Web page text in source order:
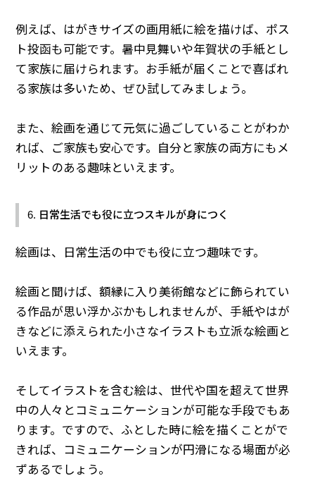
例えば、はがきサイズの画用紙に絵を描けば、ポス
ト投函も可能です。暑中見舞いや年賀状の手紙とし
て家族に届けられます。お手紙が届くことで喜ばれ
る家族は多いため、ぜひ試してみましょう。
また、絵画を通じて元気に過ごしていることがわか
れば、ご家族も安心です。自分と家族の両方にもメ
リットのある趣味といえます。
6. 日常生活でも役に立つスキルが身につく
絵画は、日常生活の中でも役に立つ趣味です。
絵画と聞けば、額縁に入り美術館などに飾られてい
る作品が思い浮かぶかもしれませんが、手紙やはが
きなどに添えられた小さなイラストも立派な絵画と
いえます。
そしてイラストを含む絵は、世代や国を超えて世界
中の人々とコミュニケーションが可能な手段でもあ
ります。ですので、ふとした時に絵を描くことがで
きれば、コミュニケーションが円滑になる場面が必
ずあるでしょう。